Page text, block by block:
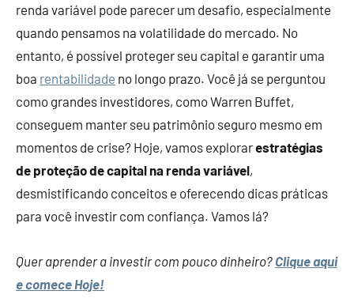
renda variável pode parecer um desafio, especialmente
quando pensamos na volatilidade do mercado. No
entanto, é possível proteger seu capital e garantir uma
boa rentabilidade no longo prazo. Você já se perguntou
como grandes investidores, como Warren Buffet,
conseguem manter seu patrimônio seguro mesmo em
momentos de crise? Hoje, vamos explorarestratégias
de proteção de capital na renda variável,
desmistificando conceitos e oferecendo dicas práticas
para você investir com confiança. Vamos lá?
Quer aprender a investir com pouco dinheiro? Clique aqui
e comece Hoje!